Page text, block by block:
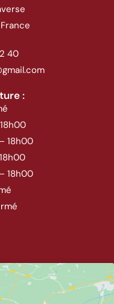
40
:
18h00
18h00